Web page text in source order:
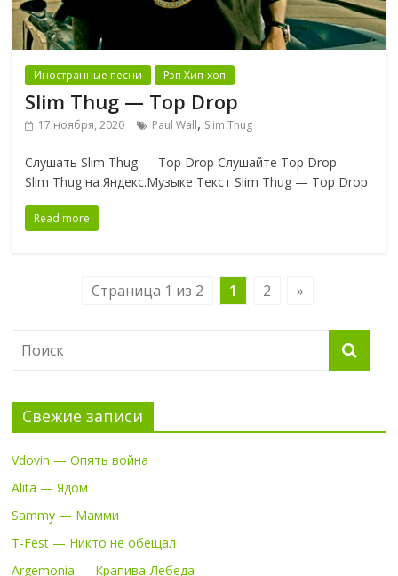
Иностранные песни Рэп Хип-хоп
Slim Thug — Top Drop
17 ноября, 2020 Paul Wall, Slim Thug
Слушать Slim Thug — Top Drop Слушайте Top Drop —
Slim Thug на Яндекс.Музыке Текст Slim Thug — Top Drop
Read more
Страница 1 из 2 1 2 »
Свежие записи
Vdovin — Опять война
Alita — Ядом
Sammy — Мамми
T-Fest — Никто не обещал
Argemonia — Крапива-Лебеда